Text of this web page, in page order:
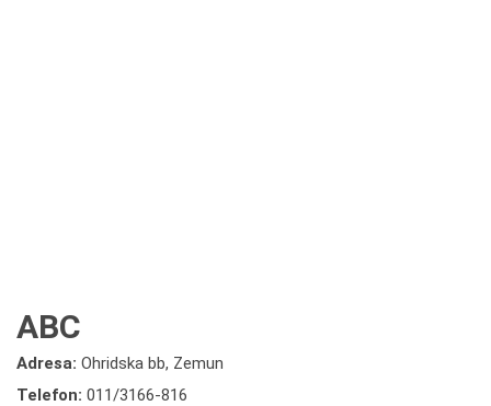
ABC
Adresa: Ohridska bb, Zemun
Telefon: 011/3166-816